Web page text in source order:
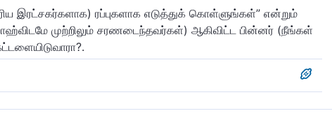
இரட்சகர்களாக) ரப்புகளாக எடுத்துக் கொள்ளுங்கள்” என்றும்
முற்றிலும் சரணடைந்தவர்கள்) ஆகிவிட்ட பின்னர் (நீங்கள்